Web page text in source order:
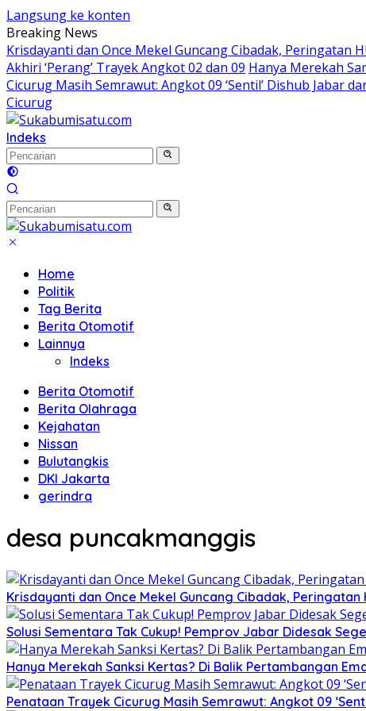
Langsung ke konten
Breaking News
Krisdayanti dan Once Mekel Guncang Cibadak, Peringatan
Akhiri ‘Perang’ Trayek Angkot 02 dan 09 Hanya Merekah
Cicurug Masih Semrawut: Angkot 09 ‘Sentil’ Dishub Jabar
Cicurug
Indeks
Home
Politik
Tag Berita
Berita Otomotif
Lainnya
Indeks
Berita Otomotif
Berita Olahraga
Kejahatan
Nissan
Bulutangkis
DKI Jakarta
gerindra
desa puncakmanggis
Krisdayanti dan Once Mekel Guncang Cibadak, Peringatan
Solusi Sementara Tak Cukup! Pemprov Jabar Didesak
Hanya Merekah Sanksi Kertas? Di Balik Pertambangan
Penataan Trayek Cicurug Masih Semrawut: Angkot 09